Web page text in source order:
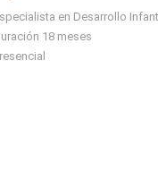
en Desarrollo
18 meses